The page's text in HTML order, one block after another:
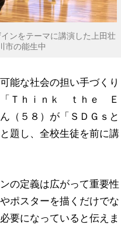
ンをテーマに講演した上田壮
市の能生中
能な社会の担い手づくり
「Ｔｈｉｎｋ ｔｈｅ Ｅ
（５８）が「ＳＤＧｓと
題し、全校生徒を前に講
の定義は広がって重要性
ポスターを描くだけでな
要になっていると伝えま